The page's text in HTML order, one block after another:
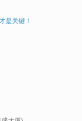
是关键！